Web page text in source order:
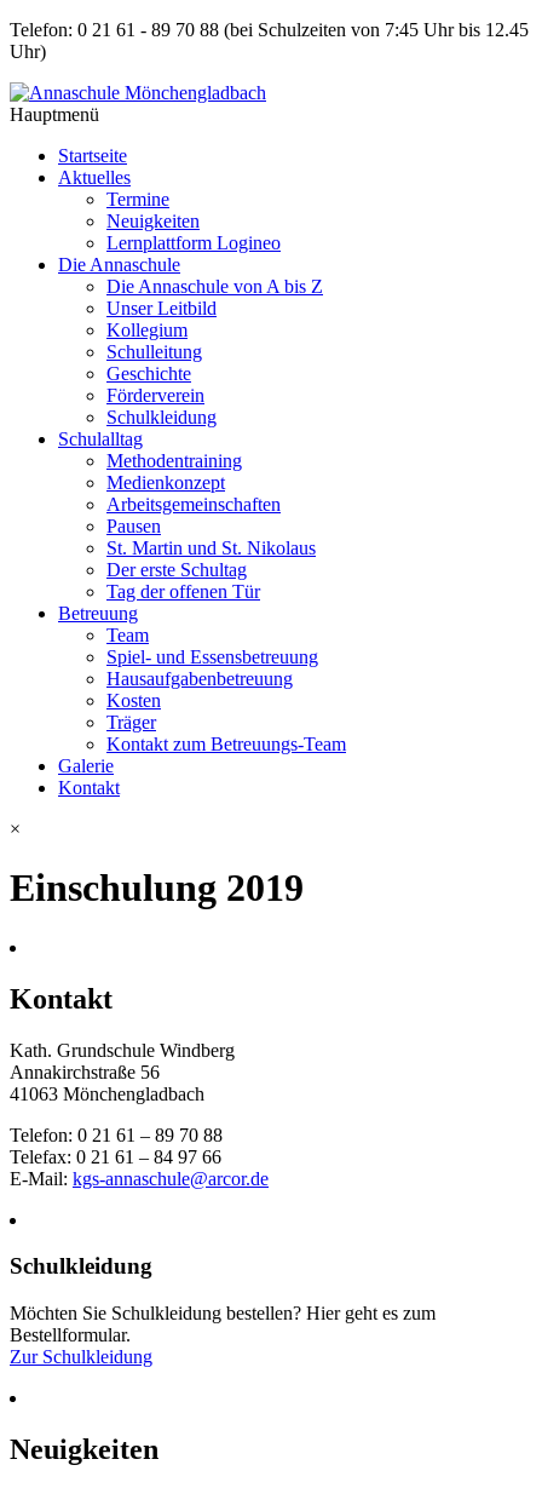
Telefon: 0 21 61 - 89 70 88 (bei Schulzeiten von 7:45 Uhr bis 12.45
Uhr)
Hauptmenü
Startseite
Aktuelles
Termine
Neuigkeiten
Lernplattform Logineo
Die Annaschule
Die Annaschule von A bis Z
Unser Leitbild
Kollegium
Schulleitung
Geschichte
Förderverein
Schulkleidung
Schulalltag
Methodentraining
Medienkonzept
Arbeitsgemeinschaften
Pausen
St. Martin und St. Nikolaus
Der erste Schultag
Tag der offenen Tür
Betreuung
Team
Spiel- und Essensbetreuung
Hausaufgabenbetreuung
Kosten
Träger
Kontakt zum Betreuungs-Team
Galerie
Kontakt
×
Einschulung 2019
Kontakt
Kath. Grundschule Windberg
Annakirchstraße 56
41063 Mönchengladbach
Telefon: 0 21 61 – 89 70 88
Telefax: 0 21 61 – 84 97 66
E-Mail: kgs-annaschule@arcor.de
Schulkleidung
Möchten Sie Schulkleidung bestellen? Hier geht es zum
Bestellformular.
Zur Schulkleidung
Neuigkeiten